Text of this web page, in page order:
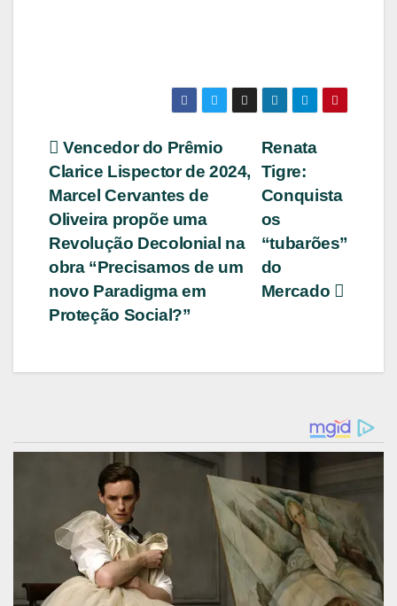
Navegação
de
Post
Renata
Tigre:
Conquista
os
“tubarões”
do
Mercado
Vencedor do Prêmio
Clarice Lispector de 2024,
Marcel Cervantes de
Oliveira propõe uma
Revolução Decolonial na
obra “Precisamos de um
novo Paradigma em
Proteção Social?”